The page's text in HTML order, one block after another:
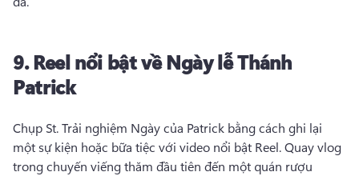
9.Reel nổi bật vềNgày lễ Thánh
Patrick
Chụp St. Trải nghiệm Ngày của Patrick bằng cách ghi lại
một sự kiện hoặc bữa tiệc với video nổi bật Reel. Quay vlog
trong chuyến viếng thăm đầu tiên đến một quán rượu